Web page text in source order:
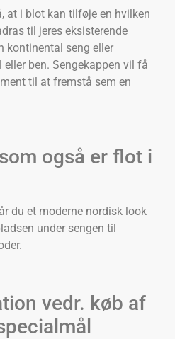
at i blot kan tilføje en hvilken
til jeres eksisterende
kontinental seng eller
ben. Sengekappen vil få
til at fremstå sem en
også er flot i
du et moderne nordisk look
under sengen til
vedr. køb af